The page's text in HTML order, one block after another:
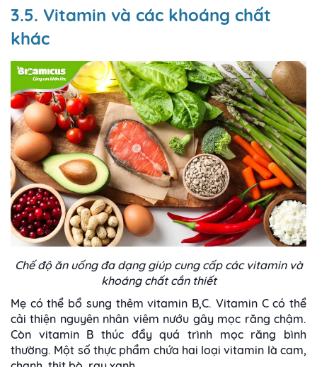
3.5. Vitamin và các khoáng chất
khác
Chế độ ăn uống đa dạng giúp cung cấp các vitamin và
khoáng chất cần thiết
Mẹ có thể bổ sung thêm vitamin B,C. Vitamin C có thể
cải thiện nguyên nhân viêm nướu gây mọc răng chậm.
Còn vitamin B thúc đẩy quá trình mọc răng bình
thường. Một số thực phẩm chứa hai loại vitamin là cam,